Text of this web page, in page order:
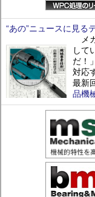
“あの”ニュースに見る
メ
して
だ！
対応
最新
品機